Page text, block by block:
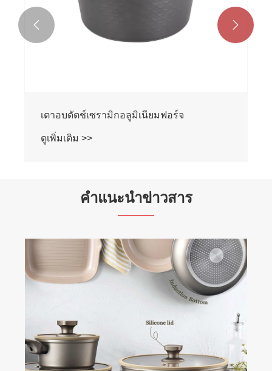
เตาอบดัตช์เซรามิกอลูมิเนียมฟอร์จ
ดูเพิ่มเติม >>
 
คำแนะนำข่าวสาร